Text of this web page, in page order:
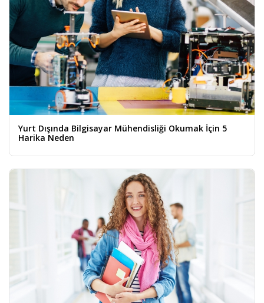
Yurt Dışında Bilgisayar Mühendisliği Okumak İçin 5
Harika Neden